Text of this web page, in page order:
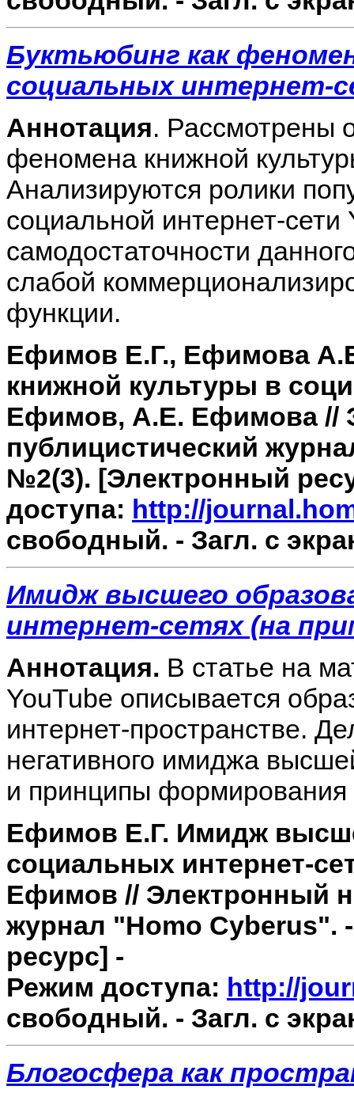
Буктьюбинг как
социальных интернет-
Аннотация. Рассмотрены
феномена книжной
Анализируются ролики
социальной интернет-
самодостаточности
слабой
функции.
Ефимов Е.Г., Ефимова
книжной культуры в
Ефимов, А.Е. Ефимова //
публицистический
№2(3). [Электронный
доступа: http://
свободный. - Загл. с
Имидж высшего
интернет-сетях (на
Аннотация. В статье на
YouTube описывается
интернет-пространстве.
негативного имиджа
и принципы
Ефимов Е.Г. Имидж
социальных интернет-
Ефимов // Электронный
журнал "Homo Cyberus".
ресурс] -
Режим доступа: http://
свободный. - Загл. с
Блогосфера как